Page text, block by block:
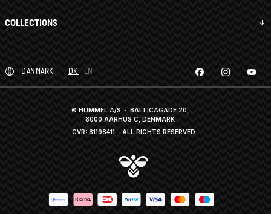
COLLECTIONS
DANMARK DK EN
© HUMMEL A/S · BALTICAGADE 20,
8000 AARHUS C, DENMARK
CVR: 81198411· ALL RIGHTS RESERVED